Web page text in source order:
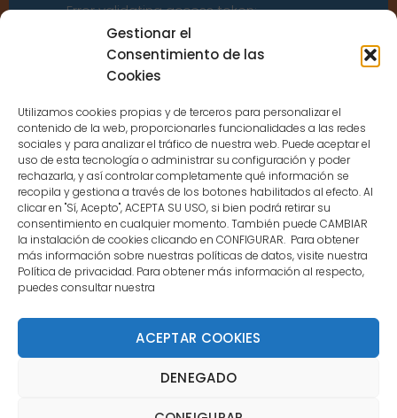
Gestionar el
Consentimiento de las
Cookies
Utilizamos cookies propias y de terceros para personalizar el
contenido de la web, proporcionarles funcionalidades a las redes
sociales y para analizar el tráfico de nuestra web. Puede aceptar el
uso de esta tecnología o administrar su configuración y poder
rechazarla, y así controlar completamente qué información se
recopila y gestiona a través de los botones habilitados al efecto. Al
clicar en "Sí, Acepto", ACEPTA SU USO, si bien podrá retirar su
consentimiento en cualquier momento. También puede CAMBIAR
la instalación de cookies clicando en CONFIGURAR. Para obtener
más información sobre nuestras políticas de datos, visite nuestra
Política de privacidad. Para obtener más información al respecto,
puedes consultar nuestra
ACEPTAR COOKIES
DENEGADO
Error validating access token:
Sessions for the user are not allowed
because the user is not a confirmed
CONTACTO
MENÚ PRINCIPAL
MI CUENTA
DOCUMENTACIÓN